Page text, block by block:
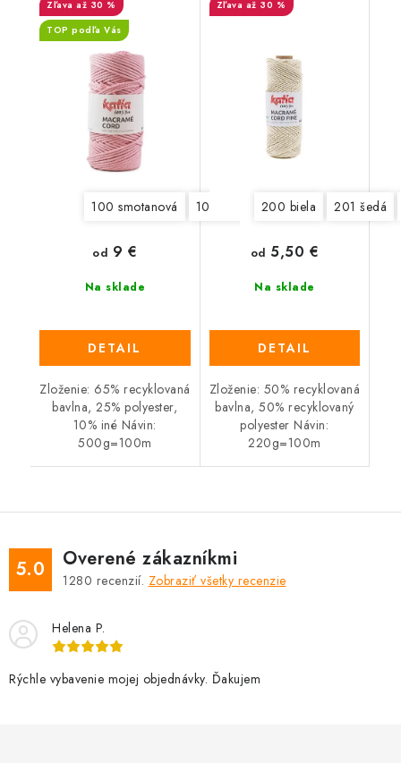
až 30 %
TOP podľa Vás
100 smotanová 101 ružová 102 šedá 103
Na sklade
od 9 €
DETAIL
Zloženie: 65% recyklovaná
bavlna, 25% polyester,
10% iné Návin:
500g=100m
až 30 %
200 biela 201 šedá
Na sklade
od 5,50 €
DETAIL
Zloženie: 50% recyklovaná
bavlna, 50% recyklovaný
polyester Návin:
220g=100m
5.0 Overené zákazníkmi
1280 recenzií. Zobraziť všetky recenzie
Helena P.
Rýchle vybavenie mojej objednávky. Ďakujem